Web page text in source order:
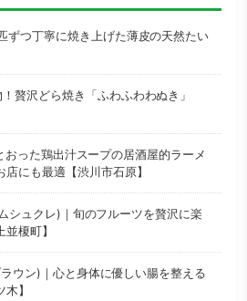
ずつ丁寧に焼き上げた薄皮の天然たい
贅沢どら焼き「ふわふわわぬき」
った鶏出汁スープの居酒屋的ラーメ
にも最適【渋川市石原】
シュクレ)｜旬のフルーツを贅沢に楽
榎町】
ウン)｜心と身体に優しい腸を整える
】